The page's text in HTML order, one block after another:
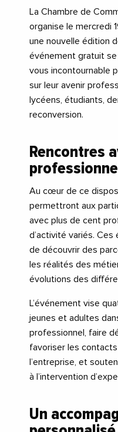
La Chambre de
organise le mercredi
une nouvelle édition
événement gratuit
vous incontournable
sur leur avenir
lycéens, étudiants,
reconversion.
Rencontres
Au cœur de ce
permettront aux
avec plus de cent
d’activité variés.
de découvrir des
les réalités des
évolutions des
L’événement vise
jeunes et adultes
professionnel, faire
favoriser les
l’entreprise, et
à l’intervention
Un